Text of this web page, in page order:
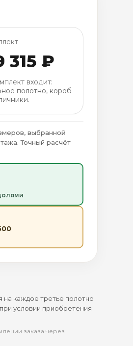
315 ₽
входит:
полотно, короб
выбранной
Точный расчёт
на каждое третье полотно
условии приобретения
заказа через